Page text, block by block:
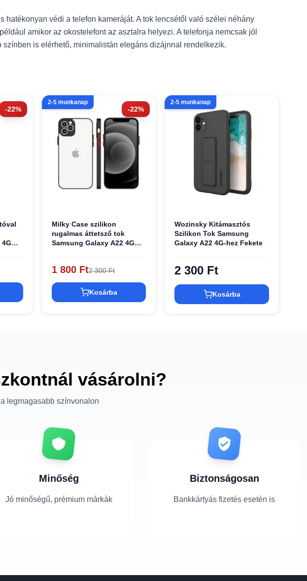
védi a telefon kameráját. A tok lencsétől való szélei néhány
amikor az okostelefont az asztalra helyezi. A telefonja nemcsak jól
is elérhető, minimalistán elegáns dizájnnal rendelkezik.
-22% -22%
2-5 munkanap
Milky Case szilikon
rugalmas áttetsző tok
Samsung Galaxy A22 4G
1 800 Ft2 300 Ft
Kosárba
2-5 munkanap
Wozinsky Kitámasztós
Szilikon Tok Samsung
Galaxy A22 4G-hez Fekete
2 300 Ft
Kosárba
vásárolni?
legmagasabb színvonalon
Minőség
Jó minőségű, prémium márkák
Biztonságosan
Bankkártyás fizetés esetén is